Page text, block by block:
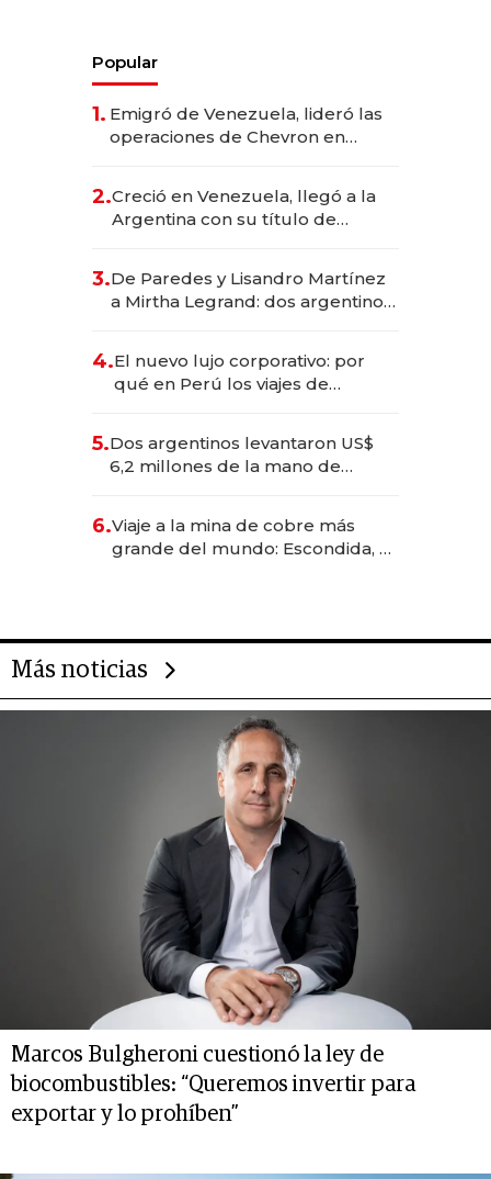
Popular
1. Emigró de Venezuela, lideró las
operaciones de Chevron en
2.Creció en Venezuela, llegó a la
Argentina con su título de
las marcas "fast premium"
3.De Paredes y Lisandro Martínez
a Mirtha Legrand: dos argentinos
4.El nuevo lujo corporativo: por
qué en Perú los viajes de
transformadoras
5.Dos argentinos levantaron US$
6,2 millones de la mano de
6.Viaje a la mina de cobre más
grande del mundo: Escondida, el
Más noticias
Marcos Bulgheroni cuestionó la ley de
biocombustibles: “Queremos invertir para
exportar y lo prohíben”